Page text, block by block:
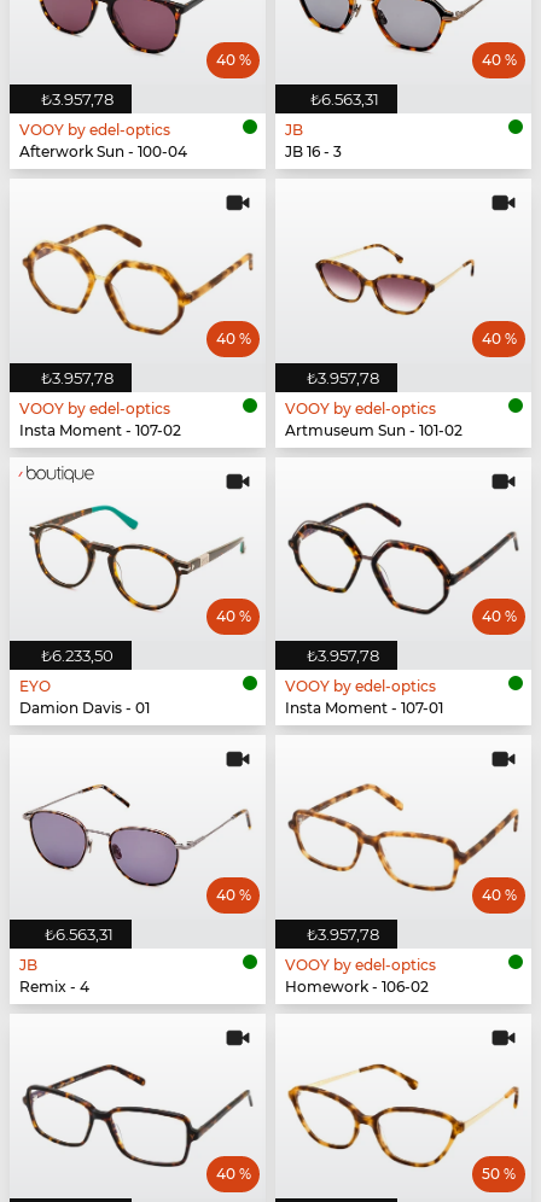
₺3.957,78
40 %
VOOY by edel-optics
Afterwork Sun - 100-04
₺6.563,31
40 %
JB
JB 16 - 3
₺3.957,78
40 %
VOOY by edel-optics
Insta Moment - 107-02
₺3.957,78
40 %
VOOY by edel-optics
Artmuseum Sun - 101-02
₺6.233,50
40 %
EYO
Damion Davis - 01
₺3.957,78
40 %
VOOY by edel-optics
Insta Moment - 107-01
₺6.563,31
40 %
JB
Remix - 4
₺3.957,78
40 %
VOOY by edel-optics
Homework - 106-02
40 % 50 %